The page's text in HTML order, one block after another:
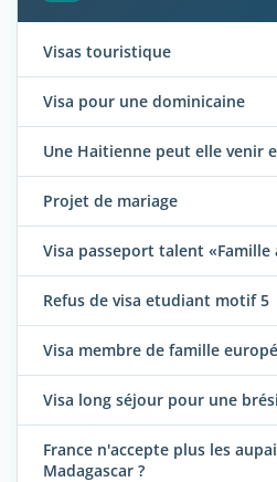
Visas touristique
Visa pour une dominicaine
Une Haitienne peut elle venir
Projet de mariage
Visa passeport talent «Famille
Refus de visa etudiant motif 5
Visa membre de famille
Visa long séjour pour une
France n'accepte plus les
Madagascar ?